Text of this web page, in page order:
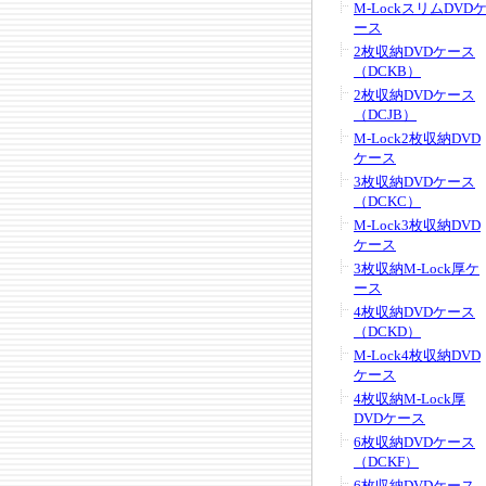
M-LockスリムDVDケ
ース
2枚収納DVDケース
（DCKB）
2枚収納DVDケース
（DCJB）
M-Lock2枚収納DVD
ケース
3枚収納DVDケース
（DCKC）
M-Lock3枚収納DVD
ケース
3枚収納M-Lock厚ケ
ース
4枚収納DVDケース
（DCKD）
M-Lock4枚収納DVD
ケース
4枚収納M-Lock厚
DVDケース
6枚収納DVDケース
（DCKF）